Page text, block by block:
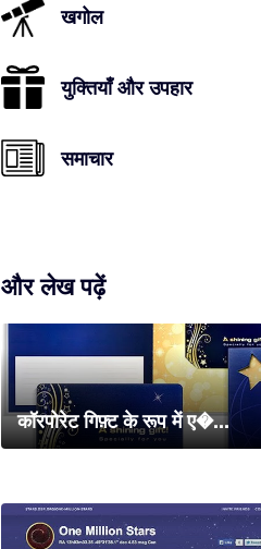
खगोल
युक्तियाँ और उपहार
समाचार
और लेख पढ़ें
कॉरपोरेट गिफ़्ट के रूप में ए�...